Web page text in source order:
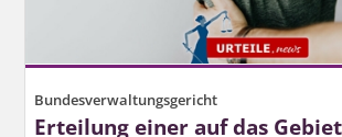
Bundesverwaltungsgericht
Erteilung einer auf das